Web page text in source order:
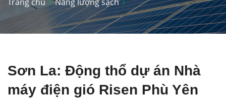
Sơn La: Động thổ dự án Nhà
máy điện gió Risen Phù Yên